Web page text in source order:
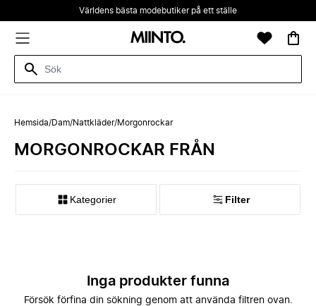
Världens bästa modebutiker på ett ställe
Hemsida/Dam/Nattkläder/Morgonrockar
MORGONROCKAR FRÅN
Kategorier Filter
Inga produkter funna
Försök förfina din sökning genom att använda filtren ovan.